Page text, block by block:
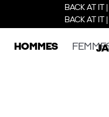
BACK AT IT
BACK AT IT
HOMMES